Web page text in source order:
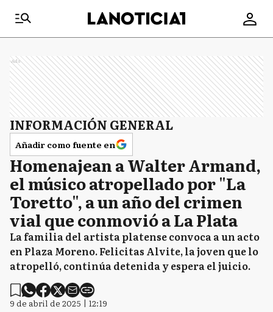
Ads
INFORMACIÓN GENERAL
Añadir como fuente en
Homenajean a Walter Armand,
el músico atropellado por "La
Toretto", a un año del crimen
vial que conmovió a La Plata
La familia del artista platense convoca a un acto
en Plaza Moreno. Felicitas Alvite, la joven que lo
atropelló, continúa detenida y espera el juicio.
9 de abril de 2025 | 12:19